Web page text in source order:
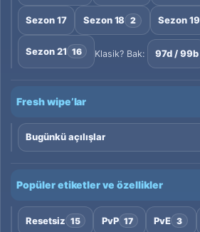
Sezon 17 Sezon 18 2 Sezon 19
Sezon 21 16 Klasik? Bak: 97d / 99b
Fresh wipe’lar
Bugünkü açılışlar
Popüler etiketler ve özellikler
Resetsiz 15 PvP 17 PvE 3